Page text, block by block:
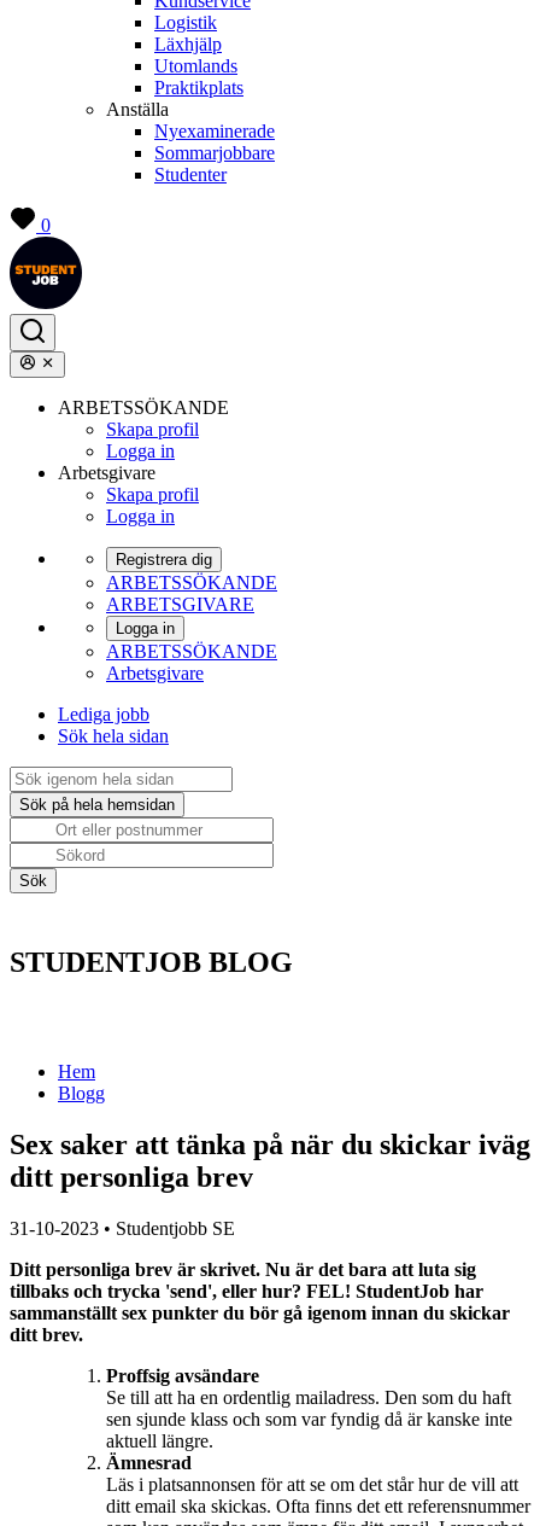
Logistik
Läxhjälp
Utomlands
Praktikplats
Anställa
Nyexaminerade
Sommarjobbare
Studenter
0
ARBETSSÖKANDE
Skapa profil
Logga in
Arbetsgivare
Skapa profil
Logga in
Registrera dig
ARBETSSÖKANDE
ARBETSGIVARE
Logga in
ARBETSSÖKANDE
Arbetsgivare
Lediga jobb
Sök hela sidan
STUDENTJOB BLOG
Hem
Blogg
Sex saker att tänka på när du skickar iväg
ditt personliga brev
31-10-2023 • Studentjobb SE
Ditt personliga brev är skrivet. Nu är det bara att luta sig
tillbaks och trycka 'send', eller hur? FEL! StudentJob har
sammanställt sex punkter du bör gå igenom innan du skickar
ditt brev.
Proffsig avsändare
Se till att ha en ordentlig mailadress. Den som du haft
sen sjunde klass och som var fyndig då är kanske inte
aktuell längre.
Ämnesrad
Läs i platsannonsen för att se om det står hur de vill att
ditt email ska skickas. Ofta finns det ett referensnummer